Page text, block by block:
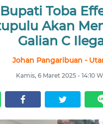
Bupati Toba
Akan
Galian C
Johan Pangaribuan -
Kamis, 6 Maret 2025 - 14:10